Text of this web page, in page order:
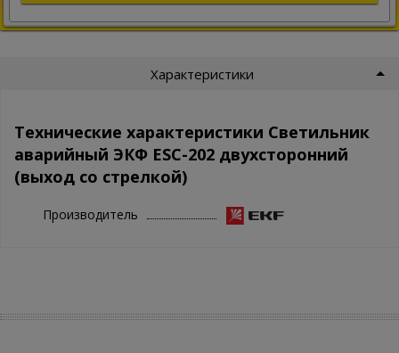
Характеристики
Технические характеристики Светильник
аварийный ЭКФ ESC-202 двухсторонний
(выход со стрелкой)
Производитель